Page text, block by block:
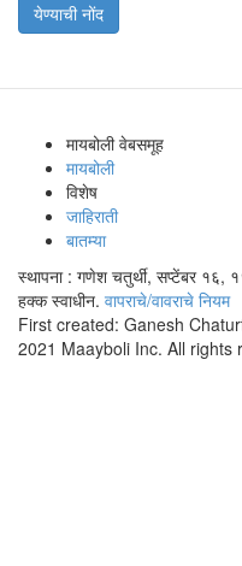
येण्याची नोंद
मायबोली वेबसमूह
मायबोली
विशेष
जाहिराती
बातम्या
स्थापना : गणेश चतुर्थी, सप्टेंबर १६,
हक्क स्वाधीन. वापराचे/वावराचे नियम
First created: Ganesh
2021 Maayboli Inc. All rights